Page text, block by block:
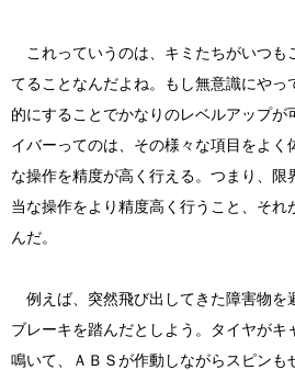
これっていうのは、キミたちがいつも
てることなんだよね。もし無意識にやっ
的にすることでかなりのレベルアップが
イバーってのは、その様々な項目をよく
な操作を精度が高く行える。つまり、限
当な操作をより精度高く行うこと、それ
んだ。
例えば、突然飛び出してきた障害物を
ブレーキを踏んだとしよう。タイヤがキ
鳴いて、ＡＢＳが作動しながらスピンも